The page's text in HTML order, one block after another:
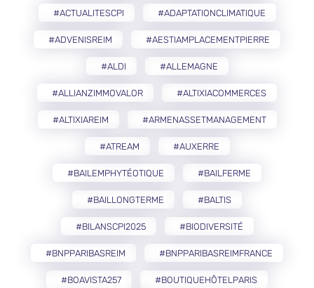
#ACTUALITESCPI #ADAPTATIONCLIMATIQUE
#ADVENISREIM #AESTIAMPLACEMENTPIERRE
#ALDI #ALLEMAGNE
#ALLIANZIMMOVALOR #ALTIXIACOMMERCES
#ALTIXIAREIM #ARMENASSETMANAGEMENT
#ATREAM #AUXERRE
#BAILEMPHYTÉOTIQUE #BAILFERME
#BAILLONGTERME #BALTIS
#BILANSCPI2025 #BIODIVERSITÉ
#BNPPARIBASREIM #BNPPARIBASREIMFRANCE
#BOAVISTA257 #BOUTIQUEHÔTELPARIS